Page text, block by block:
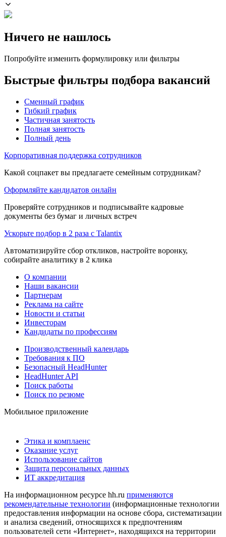
Ничего не нашлось
Попробуйте изменить формулировку или фильтры
Быстрые фильтры подбора вакансий
Сменный график
Гибкий график
Частичная занятость
Полная занятость
Полный день
Корпоративная поддержка сотрудников
Какой соцпакет вы предлагаете семейным сотрудникам?
Оформляйте кандидатов онлайн
Проверяйте сотрудников и подписывайте кадровые
документы без бумаг и личных встреч
Ускорьте подбор в 2 раза с Talantix
Автоматизируйте сбор откликов, настройте воронку,
собирайте аналитику в 2 клика
О компании
Наши вакансии
Партнерам
Реклама на сайте
Новости и статьи
Инвесторам
Кандидаты по профессиям
Производственный календарь
Требования к ПО
Безопасный HeadHunter
HeadHunter API
Поиск работы
Поиск по резюме
Мобильное приложение
Этика и комплаенс
Оказание услуг
Использование сайтов
Защита персональных данных
ИТ аккредитация
На информационном ресурсе hh.ru применяются
рекомендательные технологии (информационные технологии
предоставления информации на основе сбора, систематизации
и анализа сведений, относящихся к предпочтениям
пользователей сети «Интернет», находящихся на территории